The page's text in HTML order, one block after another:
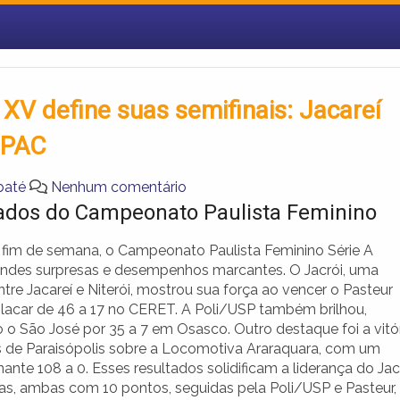
define suas semifinais: Jacareí
Nenhum comentário
do Campeonato Paulista Feminino
de semana, o Campeonato Paulista Feminino Série A
surpresas e desempenhos marcantes. O Jacrói, uma
Jacareí e Niterói, mostrou sua força ao vencer o Pasteur
de 46 a 17 no CERET. A Poli/USP também brilhou,
o São José por 35 a 7 em Osasco. Outro destaque foi a
de Paraisópolis sobre a Locomotiva Araraquara, com um
108 a 0. Esses resultados solidificam a liderança do
ambas com 10 pontos, seguidas pela Poli/USP e Pasteur,